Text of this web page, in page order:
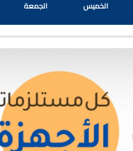
الخميس الجمعة